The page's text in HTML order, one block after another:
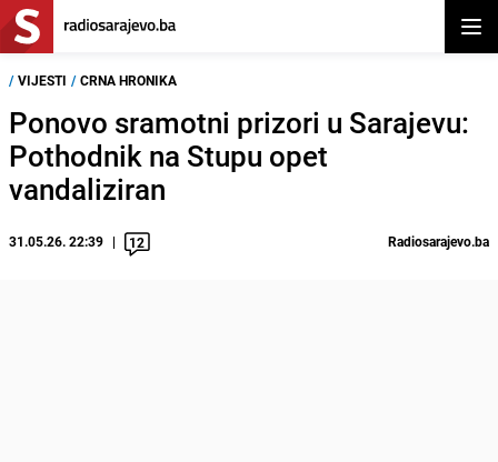
/ VIJESTI / CRNA HRONIKA
Ponovo sramotni prizori u Sarajevu:
Pothodnik na Stupu opet
vandaliziran
31.05.26. 22:39 12 Radiosarajevo.ba